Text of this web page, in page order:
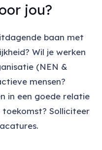
jou?
baan met
Wil je werken
(NEN &
mensen?
in een goede relatie
toekomst? Solliciteer